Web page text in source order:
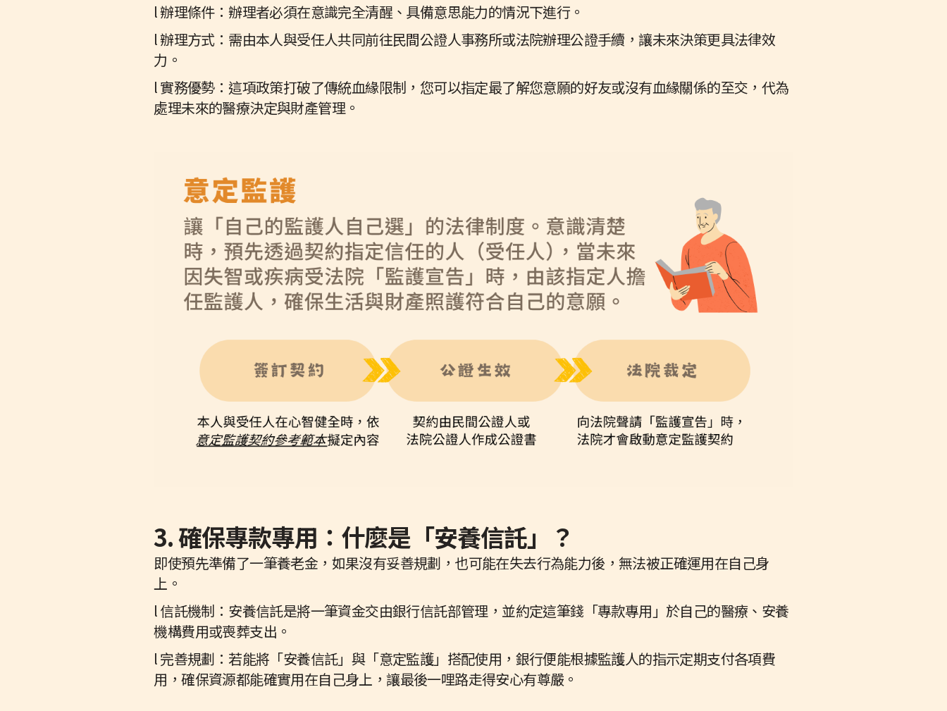
l 辦理條件：辦理者必須在意識完全清醒、具備意思能力的情況下進行。
l 辦理方式：需由本人與受任人共同前往民間公證人事務所或法院辦理公證手續，讓未來決策更具法律效
力。
l 實務優勢：這項政策打破了傳統血緣限制，您可以指定最了解您意願的好友或沒有血緣關係的至交，代為
處理未來的醫療決定與財產管理。
3. 確保專款專用：什麼是「安養信託」？
即使預先準備了一筆養老金，如果沒有妥善規劃，也可能在失去行為能力後，無法被正確運用在自己身
上。
l 信託機制：安養信託是將一筆資金交由銀行信託部管理，並約定這筆錢「專款專用」於自己的醫療、安養
機構費用或喪葬支出。
l 完善規劃：若能將「安養信託」與「意定監護」搭配使用，銀行便能根據監護人的指示定期支付各項費
用，確保資源都能確實用在自己身上，讓最後一哩路走得安心有尊嚴。